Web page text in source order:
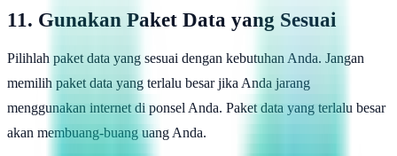
11. Gunakan Paket Data yang Sesuai
Pilihlah paket data yang sesuai dengan kebutuhan Anda. Jangan
memilih paket data yang terlalu besar jika Anda jarang
menggunakan internet di ponsel Anda. Paket data yang terlalu besar
akan membuang-buang uang Anda.